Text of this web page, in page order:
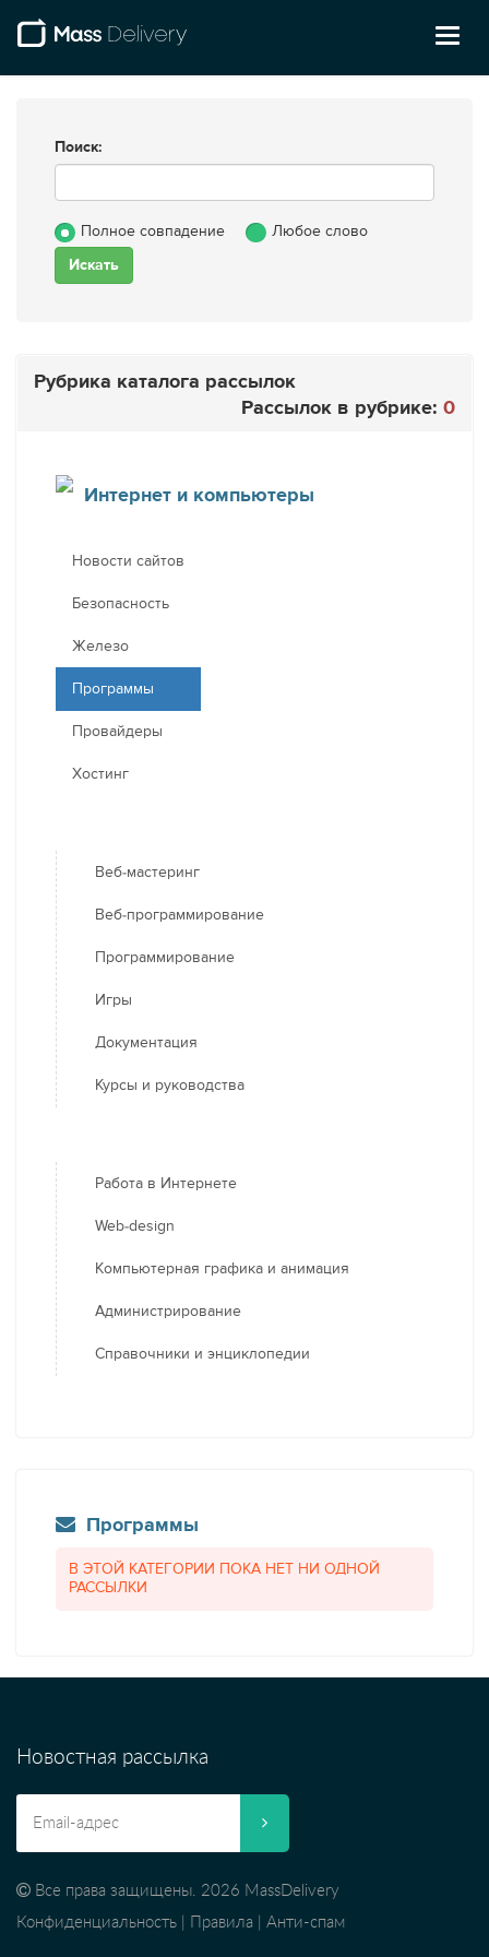
Поиск:
Полное совпадение Любое слово
Рубрика каталога рассылок
Рассылок в рубрике: 0
Интернет и компьютеры
Новости сайтов
Безопасность
Железо
Программы
Провайдеры
Хостинг
Веб-мастеринг
Веб-программирование
Программирование
Игры
Документация
Курсы и руководства
Работа в Интернете
Web-design
Компьютерная графика и анимация
Администрирование
Справочники и энциклопедии
Программы
В ЭТОЙ КАТЕГОРИИ ПОКА НЕТ НИ ОДНОЙ
РАССЫЛКИ
Новостная рассылка
Все права защищены. 2026 MassDelivery
Конфиденциальность
Правила Анти-спам